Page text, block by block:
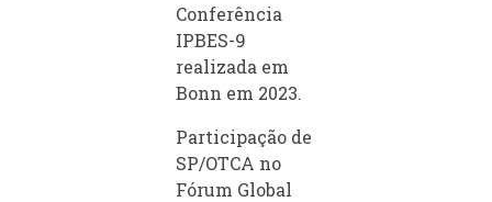
Conferência
IPBES-9
realizada em
Bonn em 2023.
Participação de
SP/OTCA no
Fórum Global